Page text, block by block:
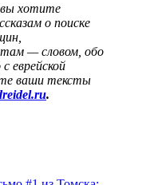
хотите
о поиске
— словом, обо
еврейской
ваши тексты
.